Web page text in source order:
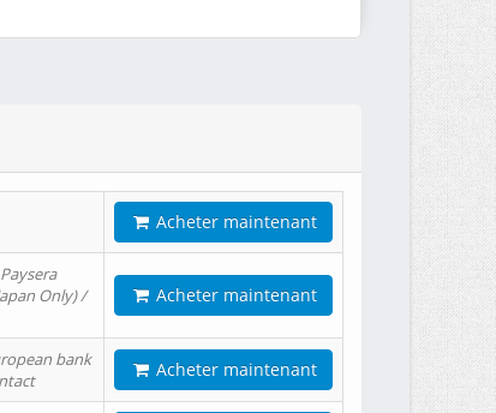
Acheter maintenant
Only) /
Acheter maintenant
bank
Acheter maintenant